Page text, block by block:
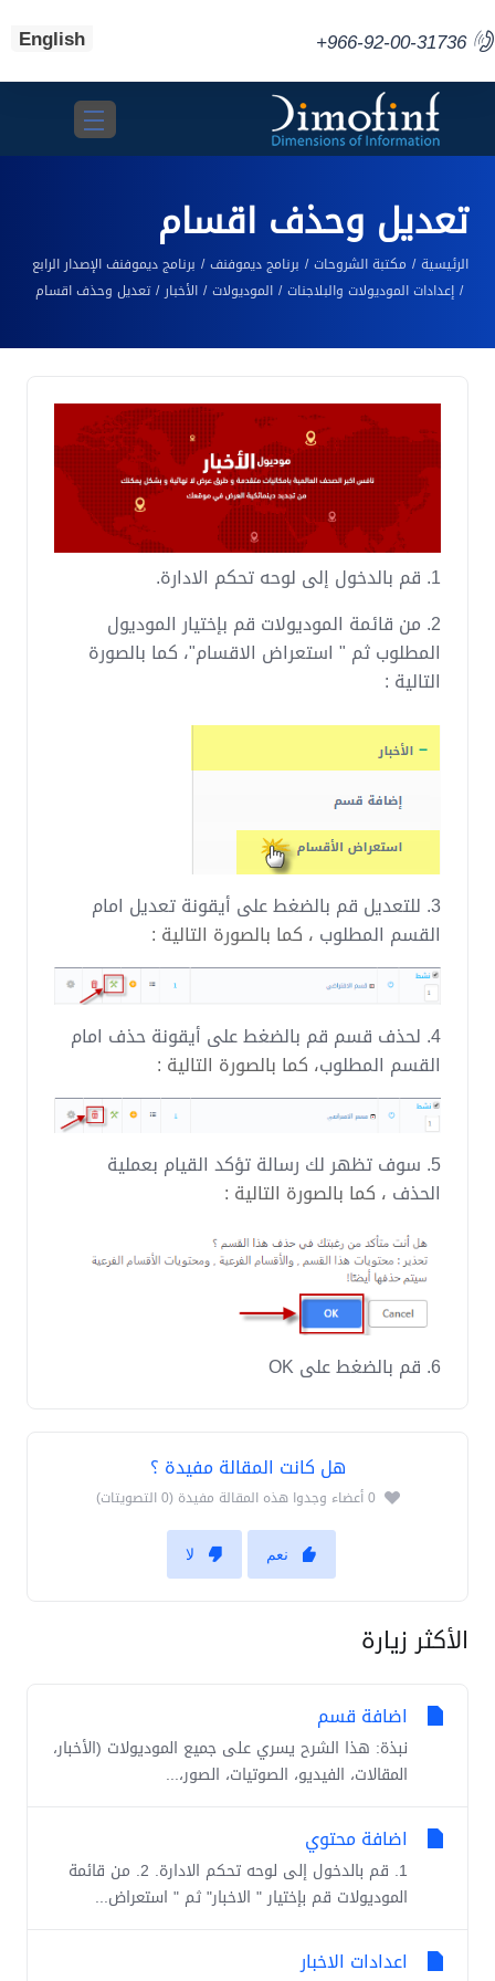
+966-92-00-31736
English
Toggle navigation
تعديل وحذف اقسام
الرئيسية مكتبة الشروحات برنامج ديموفنف
برنامج ديموفنف الإصدار الرابع
إعدادات الموديولات والبلاجنات الموديولات الأخبار تعديل وحذف اقسام
1. قم بالدخول إلى لوحه تحكم الادارة.
2. من قائمة الموديولات قم بإختيار الموديول
المطلوب ثم " استعراض الاقسام"، كما بالصورة
التالية :
3. للتعديل قم بالضغط على أيقونة تعديل امام
القسم المطلوب ، كما بالصورة التالية :
4. لحذف قسم قم بالضغط على أيقونة حذف امام
القسم المطلوب، كما بالصورة التالية :
5. سوف تظهر لك رسالة تؤكد القيام بعملية
الحذف ، كما بالصورة التالية :
6. قم بالضغط على OK
هل كانت المقالة مفيدة ؟
0 أعضاء وجدوا هذه المقالة مفيدة (0 التصويتات)
نعم لا
الأكثر زيارة
اضافة قسم
نبذة: هذا الشرح يسري على جميع الموديولات (الأخبار،
المقالات، الفيديو، الصوتيات، الصور،...
اضافة محتوي
1. قم بالدخول إلى لوحه تحكم الادارة. 2. من قائمة
الموديولات قم بإختيار " الاخبار" ثم " استعراض...
اعدادات الاخبار